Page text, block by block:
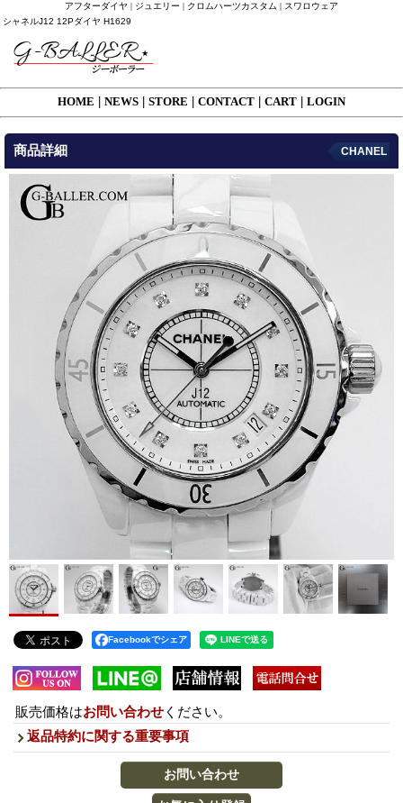
アフターダイヤ | ジュエリー | クロムハーツカスタム | スワロウェア
シャネルJ12 12Pダイヤ H1629
HOME NEWS STORE CONTACT CART LOGIN
商品詳細 CHANEL
Facebookでシェア
販売価格はお問い合わせ ください。
返品特約に関する重要事項